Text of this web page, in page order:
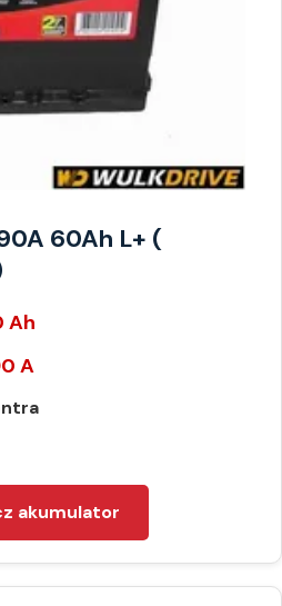
60Ah L+ (
Ah
A
akumulator